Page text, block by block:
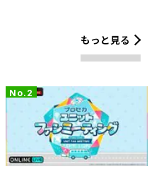
もっと見る